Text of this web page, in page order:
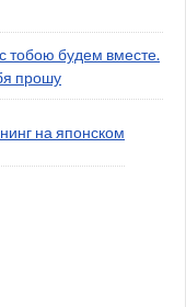
будем вместе.
прошу
на японском